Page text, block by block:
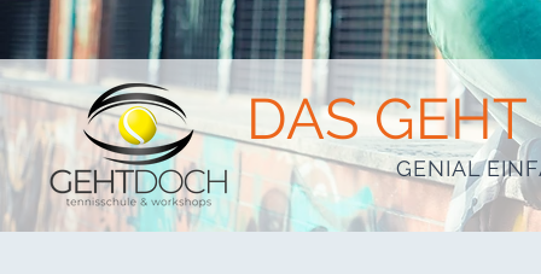
DAS
GENIAL